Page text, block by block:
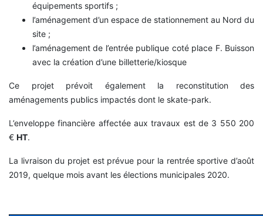
équipements sportifs ;
l’aménagement d’un espace de stationnement au Nord du
site ;
l’aménagement de l’entrée publique coté place F. Buisson
avec la création d’une billetterie/kiosque
Ce projet prévoit également la reconstitution des
aménagements publics impactés dont le skate-park.
L’enveloppe financière affectée aux travaux est de 3 550 200
€ HT.
La livraison du projet est prévue pour la rentrée sportive d’août
2019, quelque mois avant les élections municipales 2020.